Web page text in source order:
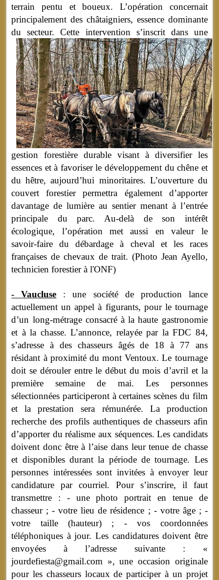
terrain pentu et boueux. L’opération concernait
principalement des châtaigniers, essence dominante
du secteur. Cette intervention s’inscrit dans une
gestion forestière durable visant à diversifier les
essences et à favoriser le développement du chêne et
du hêtre, aujourd’hui minoritaires. L’ouverture du
couvert forestier permettra également d’apporter
davantage de lumière au sentier menant à l’entrée
principale du parc. Au-delà de son intérêt
écologique, l’opération met aussi en valeur le
savoir-faire du débardage à cheval et les races
françaises de chevaux de trait. (Photo Jean Ayello,
technicien forestier à l'ONF)
- Vaucluse : une société de production lance
actuellement un appel à figurants, pour le tournage
d’un long-métrage consacré à la haute gastronomie
et à la chasse. L’annonce, relayée par la FDC 84,
s’adresse à des chasseurs âgés de 18 à 77 ans
résidant à proximité du mont Ventoux. Le tournage
doit se dérouler entre le début du mois d’avril et la
première semaine de mai. Les personnes
sélectionnées participeront à certaines scènes du film
et la prestation sera rémunérée. La production
recherche des profils authentiques de chasseurs afin
d’apporter du réalisme aux séquences. Les candidats
doivent donc être à l’aise dans leur tenue de chasse
et disponibles durant la période de tournage. Les
personnes intéressées sont invitées à envoyer leur
candidature par courriel. Pour s’inscrire, il faut
transmettre : - une photo portrait en tenue de
chasseur ; - votre lieu de résidence ; - votre âge ; -
votre taille (hauteur) ; - vos coordonnées
téléphoniques à jour. Les candidatures doivent être
envoyées à l’adresse suivante : «
jourdefiesta@gmail.com », une occasion originale
pour les chasseurs locaux de participer à un projet